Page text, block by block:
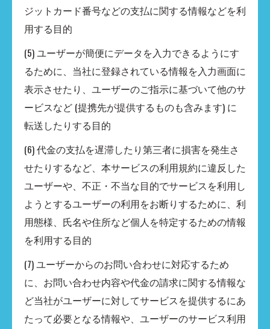
ジットカード番号などの支払に関する情報などを利
用する目的
(5) ユーザーが簡便にデータを入力できるようにす
るために、当社に登録されている情報を入力画面に
表示させたり、ユーザーのご指示に基づいて他のサ
ービスなど (提携先が提供するものも含みます) に
転送したりする目的
(6) 代金の支払を遅滞したり第三者に損害を発生さ
せたりするなど、本サービスの利用規約に違反した
ユーザーや、不正・不当な目的でサービスを利用し
ようとするユーザーの利用をお断りするために、利
用態様、氏名や住所など個人を特定するための情報
を利用する目的
(7) ユーザーからのお問い合わせに対応するため
に、お問い合わせ内容や代金の請求に関する情報な
ど当社がユーザーに対してサービスを提供するにあ
たって必要となる情報や、ユーザーのサービス利用